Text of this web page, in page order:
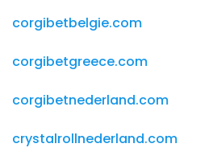
corgibetbelgie.com
corgibetgreece.com
corgibetnederland.com
crystalrollnederland.com